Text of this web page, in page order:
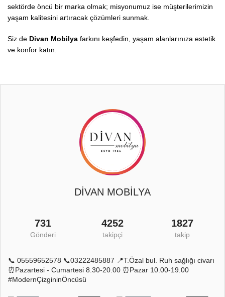
sektörde öncü bir marka olmak; misyonumuz ise müşterilerimizin
yaşam kalitesini artıracak çözümleri sunmak.
Siz de Divan Mobilya farkını keşfedin, yaşam alanlarınıza estetik
ve konfor katın.
DİVAN MOBİLYA
731
Gönderi
4252
takipçi
1827
takip
📞 05559652578 📞03222485887 📍T.Özal bul. Ruh sağlığı civarı
⏰Pazartesi - Cumartesi 8.30-20.00 ⏰Pazar 10.00-19.00
#ModernÇizgininÖncüsü